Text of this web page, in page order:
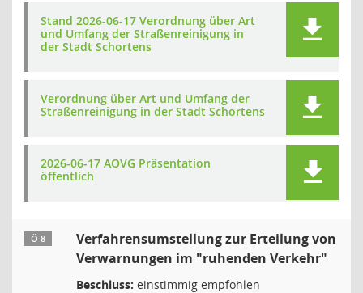
Stand 2026-06-17 Verordnung über Art
und Umfang der Straßenreinigung in
der Stadt Schortens
Verordnung über Art und Umfang der
Straßenreinigung in der Stadt Schortens
2026-06-17 AOVG Präsentation
öffentlich
Ö 8
Verfahrensumstellung zur Erteilung von
Verwarnungen im "ruhenden Verkehr"
Beschluss: einstimmig empfohlen